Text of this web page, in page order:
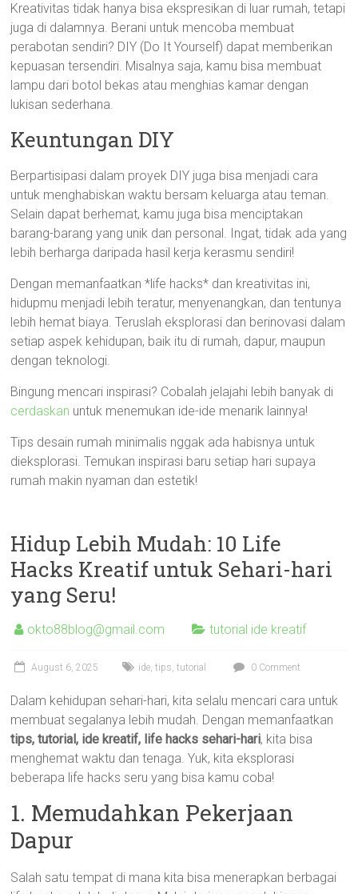
Kreativitas tidak hanya bisa ekspresikan di luar rumah, tetapi
juga di dalamnya. Berani untuk mencoba membuat
perabotan sendiri? DIY (Do It Yourself) dapat memberikan
kepuasan tersendiri. Misalnya saja, kamu bisa membuat
lampu dari botol bekas atau menghias kamar dengan
lukisan sederhana.
Keuntungan DIY
Berpartisipasi dalam proyek DIY juga bisa menjadi cara
untuk menghabiskan waktu bersam keluarga atau teman.
Selain dapat berhemat, kamu juga bisa menciptakan
barang-barang yang unik dan personal. Ingat, tidak ada yang
lebih berharga daripada hasil kerja kerasmu sendiri!
Dengan memanfaatkan *life hacks* dan kreativitas ini,
hidupmu menjadi lebih teratur, menyenangkan, dan tentunya
lebih hemat biaya. Teruslah eksplorasi dan berinovasi dalam
setiap aspek kehidupan, baik itu di rumah, dapur, maupun
dengan teknologi.
Bingung mencari inspirasi? Cobalah jelajahi lebih banyak di
cerdaskan untuk menemukan ide-ide menarik lainnya!
Tips desain rumah minimalis nggak ada habisnya untuk
dieksplorasi. Temukan inspirasi baru setiap hari supaya
rumah makin nyaman dan estetik!
Hidup Lebih Mudah: 10 Life
Hacks Kreatif untuk Sehari-hari
yang Seru!
okto88blog@gmail.com tutorial ide kreatif
August 6, 2025 ide,tips,tutorial 0 Comment
Dalam kehidupan sehari-hari, kita selalu mencari cara untuk
membuat segalanya lebih mudah. Dengan memanfaatkan
tips, tutorial, ide kreatif, life hacks sehari-hari, kita bisa
menghemat waktu dan tenaga. Yuk, kita eksplorasi
beberapa life hacks seru yang bisa kamu coba!
1. Memudahkan Pekerjaan
Dapur
Salah satu tempat di mana kita bisa menerapkan berbagai